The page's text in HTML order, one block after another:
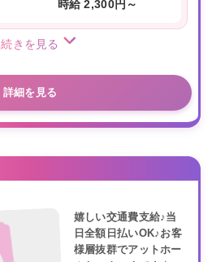
時給 2,300円～
続きを見る
詳細を見る
嬉しい交通費支給♪当
日全額日払いOK♪お客
様層抜群でアットホー